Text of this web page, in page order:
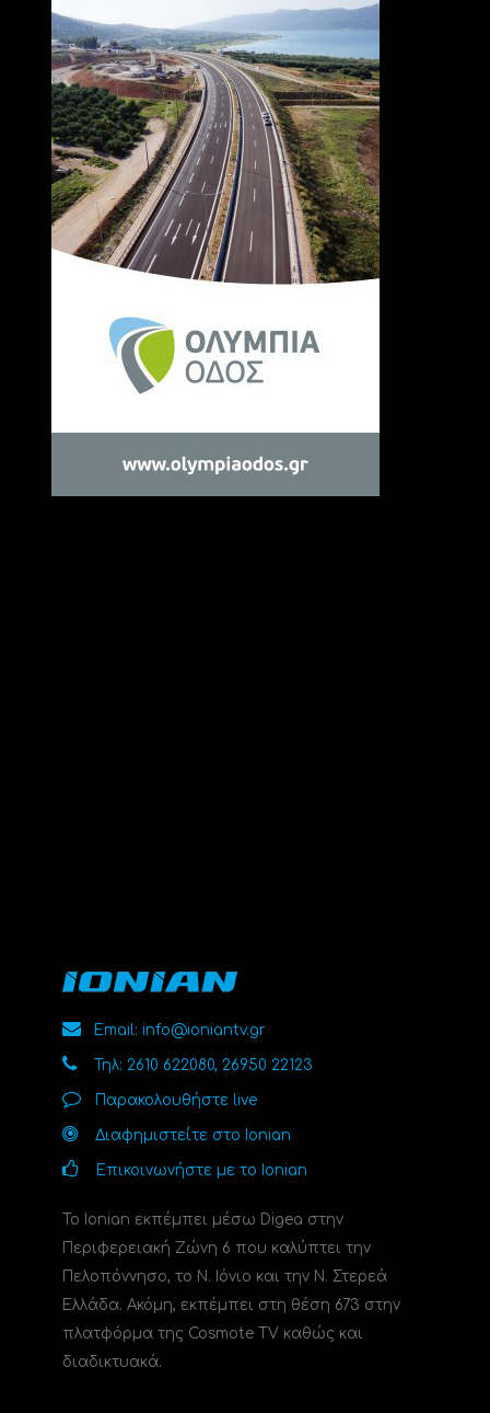
Email: info@ioniantv.gr
Τηλ: 2610 622080, 26950 22123
Παρακολουθήστε live
Διαφημιστείτε στο Ionian
Επικοινωνήστε με το Ionian
Το Ionian εκπέμπει μέσω Digea στην
Περιφερειακή Ζώνη 6 που καλύπτει την
Πελοπόννησο, το N. Ιόνιο και την Ν. Στερεά
Ελλάδα. Ακόμη, εκπέμπει στη θέση 673 στην
πλατφόρμα της Cosmote TV καθώς και
διαδικτυακά.